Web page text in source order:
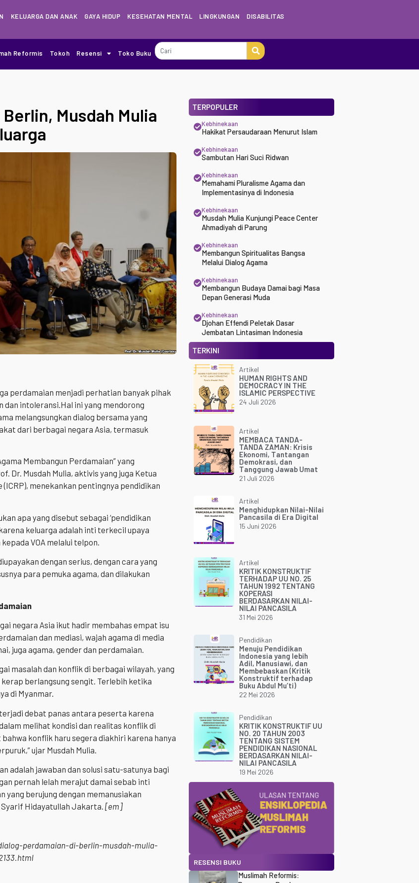
KELUARGA DAN ANAK GAYA HIDUP KESEHATAN MENTAL LINGKUNGAN DISABILITAS
Reformis Tokoh Resensi Toko Buku
Musdah Mulia
perdamaian menjadi perhatian banyak pihak
intoleransi.Hal ini yang mendorong
melangsungkan dialog bersama yang
dari berbagai negara Asia, termasuk
Membangun Perdamaian” yang
Dr. Musdah Mulia, aktivis yang juga Ketua
menekankan pentingnya pendidikan
apa yang disebut sebagai ‘pendidikan
keluarga adalah inti terkecil upaya
VOA melalui telpon.
dengan serius, dengan cara yang
para pemuka agama, dan dilakukan
negara Asia ikut hadir membahas empat isu
dan mediasi, wajah agama di media
juga agama, gender dan perdamaian.
masalah dan konflik di berbagai wilayah, yang
berlangsung sengit. Terlebih ketika
di Myanmar.
debat panas antara peserta karena
melihat kondisi dan realitas konflik di
konflik haru segera diakhiri karena hanya
ujar Musdah Mulia.
adalah jawaban dan solusi satu-satunya bagi
pernah lelah merajut damai sebab inti
yang berujung dengan memanusiakan
Syarif Hidayatullah Jakarta. [em]
perdamaian-di-berlin-musdah-mulia-
TERPOPULER
Kebhinekaan
Hakikat Persaudaraan Menurut Islam
Kebhinekaan
Sambutan Hari Suci Ridwan
Kebhinekaan
Memahami Pluralisme Agama dan
Implementasinya di Indonesia
Kebhinekaan
Musdah Mulia Kunjungi Peace Center
Ahmadiyah di Parung
Kebhinekaan
Membangun Spiritualitas Bangsa
Melalui Dialog Agama
Kebhinekaan
Membangun Budaya Damai bagi Masa
Depan Generasi Muda
Kebhinekaan
Djohan Effendi Peletak Dasar
Jembatan Lintasiman Indonesia
TERKINI
Artikel
HUMAN RIGHTS AND
DEMOCRACY IN THE
ISLAMIC PERSPECTIVE
24 Juli 2026
Artikel
MEMBACA TANDA-
TANDA ZAMAN: Krisis
Ekonomi, Tantangan
Demokrasi, dan
Tanggung Jawab Umat
21 Juli 2026
Artikel
Menghidupkan Nilai-Nilai
Pancasila di Era Digital
15 Juni 2026
Artikel
KRITIK KONSTRUKTIF
TERHADAP UU NO. 25
TAHUN 1992 TENTANG
KOPERASI
BERDASARKAN NILAI-
NILAI PANCASILA
31 Mei 2026
Pendidikan
Menuju Pendidikan
Indonesia yang lebih
Adil, Manusiawi, dan
Membebaskan (Kritik
Konstruktif terhadap
Buku Abdul Mu’ti)
22 Mei 2026
Pendidikan
KRITIK KONSTRUKTIF UU
NO. 20 TAHUN 2003
TENTANG SISTEM
PENDIDIKAN NASIONAL
BERDASARKAN NILAI-
NILAI PANCASILA
19 Mei 2026
RESENSI BUKU
Muslimah Reformis: